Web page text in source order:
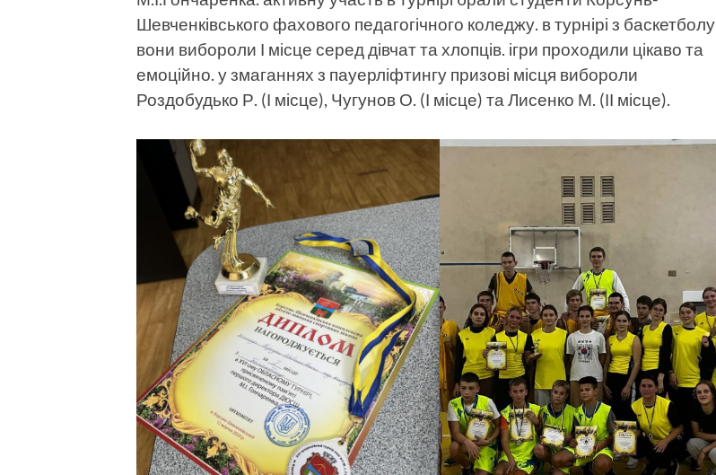
Шевченківського фахового педагогічного коледжу. в турнірі з баскетболу
вони вибороли І місце серед дівчат та хлопців. ігри проходили цікаво та
емоційно. у змаганнях з пауерліфтингу призові місця вибороли
Роздобудько Р. (І місце), Чугунов О. (І місце) та Лисенко М. (ІІ місце).